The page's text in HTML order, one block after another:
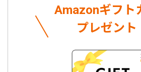
Amazonギフト
プレゼント